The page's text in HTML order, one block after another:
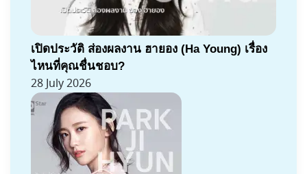
เปิดประวัติ ส่องผลงาน ฮายอง (Ha Young) เรื่อง
ไหนที่คุณชื่นชอบ?
28 July 2026